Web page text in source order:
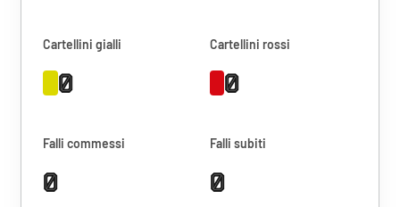
Cartellini gialli
0
Cartellini rossi
0
Falli commessi
0
Falli subiti
0